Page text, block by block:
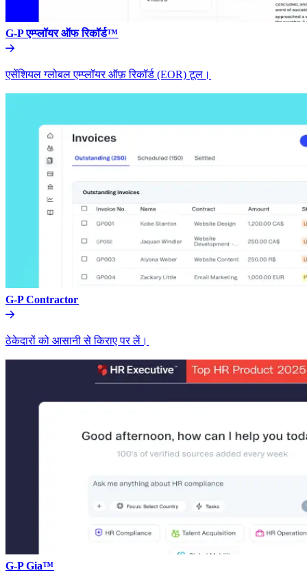
G-P एम्प्लॉयर ऑफ रिकॉर्ड™​​
एसेंशियल ग्लोबल एम्प्लॉयर ऑफ़ रिकॉर्ड (EOR) टूल।​​
G-P Contractor​​
ठेकेदारों को आसानी से किराए पर लें।​​
G-P Gia™​​